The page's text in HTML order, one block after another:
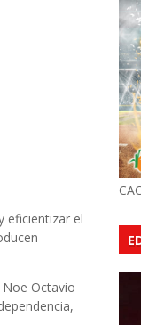
eficientizar el
Octavio
CAC